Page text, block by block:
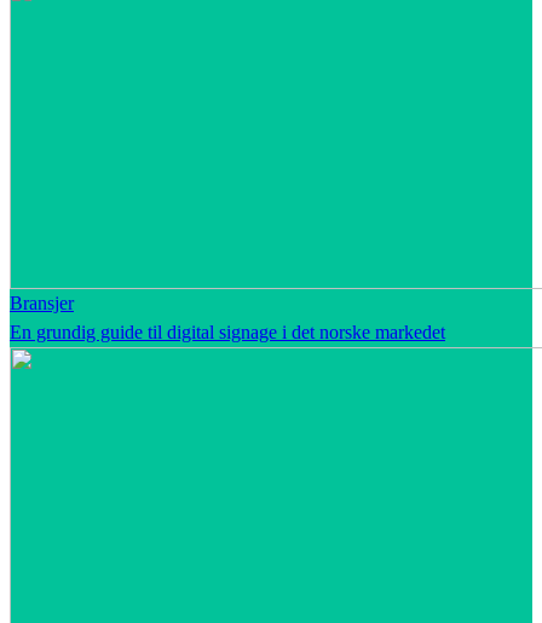
Bransjer
En grundig guide til digital signage i det norske markedet